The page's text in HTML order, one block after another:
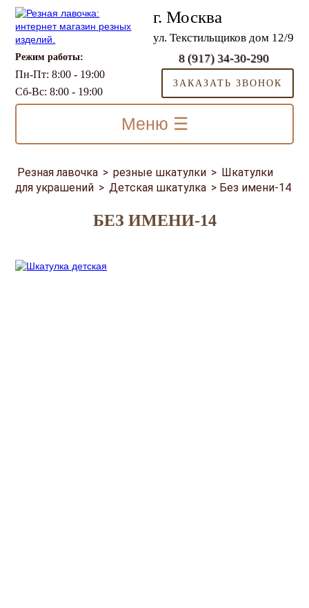
г. Москва
ул. Текстильщиков дом 12/9
Режим работы:
Пн-Пт: 8:00 - 19:00
Сб-Вс: 8:00 - 19:00
8 (917) 34-30-290
ЗАКАЗАТЬ ЗВОНОК
Меню ☰
Резная лавочка > резные шкатулки > Шкатулки
для украшений > Детская шкатулка > Без имени-14
БЕЗ ИМЕНИ-14